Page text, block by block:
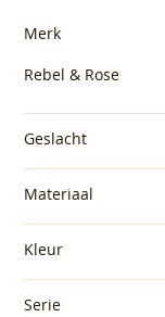
Merk
Rebel & Rose
Geslacht
Materiaal
Kleur
Serie